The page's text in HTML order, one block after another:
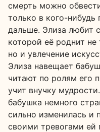
смерть можно
только в кого-нибудь
дальше. Элиза любит
которой её роднит не
но и увлечение
Элиза навещает
читают по ролям его
учит внучку
бабушка немного
сильно изменилась и
своими тревогами ей